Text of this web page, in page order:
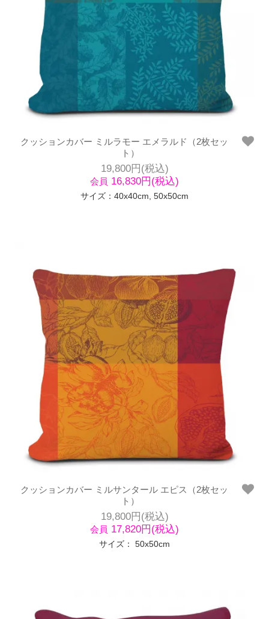
クッションカバー ミルラモー エメラルド（2枚セッ
ト）
19,800円(税込)
会員 16,830円(税込)
サイズ：40x40cm, 50x50cm
クッションカバー ミルサンタール エピス（2枚セッ
ト）
19,800円(税込)
会員 17,820円(税込)
サイズ： 50x50cm